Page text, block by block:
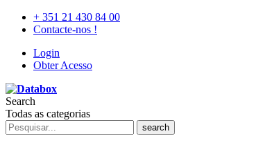
+ 351 21 430 84 00
Contacte-nos !
Login
Obter Acesso
Search
Todas as categorias
search